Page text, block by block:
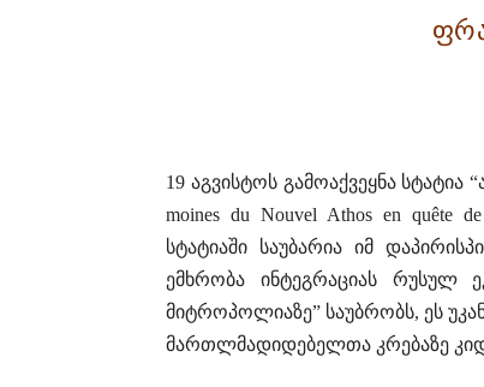
19 აგვისტოს გამოაქვეყნა სტატია
moines du Nouvel Athos en quête
სტატიაში საუბარია იმ
ემხრობა ინტეგრაციას რუსულ
მიტროპოლიაზე” საუბრობს, ეს
მართლმადიდებელთა კრებაზე